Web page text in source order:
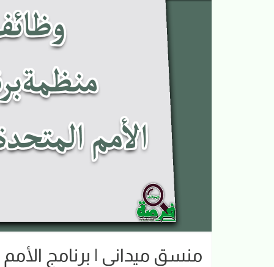
منسق ميداني | برنامج الأمم